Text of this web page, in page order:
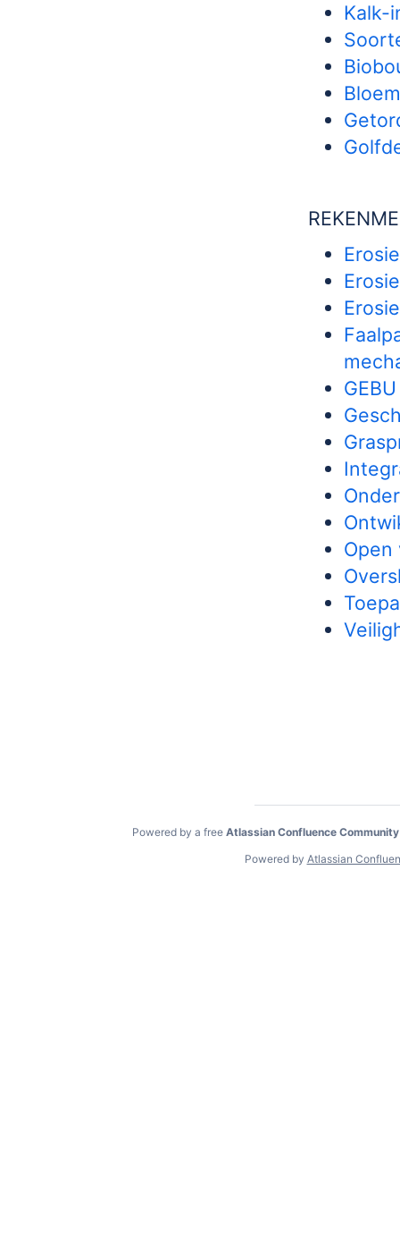
Kalk-
Open
Powered by a free Atlassian Confluence
Powered by Atlassian